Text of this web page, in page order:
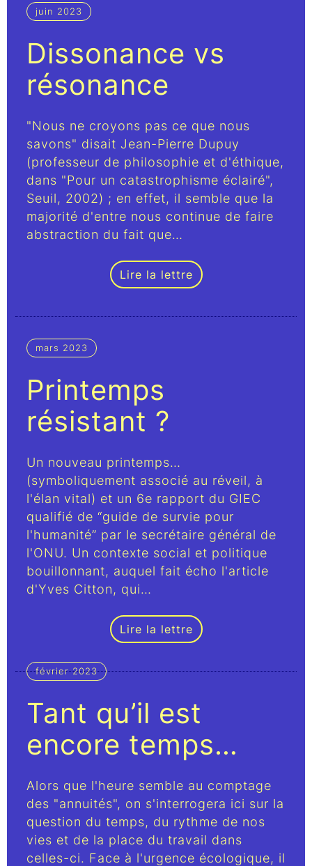
juin 2023
Dissonance vs
résonance
"Nous ne croyons pas ce que nous
savons" disait Jean-Pierre Dupuy
(professeur de philosophie et d'éthique,
dans "Pour un catastrophisme éclairé",
Seuil, 2002) ; en effet, il semble que la
majorité d'entre nous continue de faire
abstraction du fait que…
Lire la lettre
mars 2023
Printemps
résistant ?
Un nouveau printemps…
(symboliquement associé au réveil, à
l'élan vital) et un 6e rapport du GIEC
qualifié de “guide de survie pour
l'humanité” par le secrétaire général de
l'ONU. Un contexte social et politique
bouillonnant, auquel fait écho l'article
d'Yves Citton, qui…
Lire la lettre
février 2023
Tant qu’il est
encore temps…
Alors que l'heure semble au comptage
des "annuités", on s'interrogera ici sur la
question du temps, du rythme de nos
vies et de la place du travail dans
celles-ci. Face à l'urgence écologique, il